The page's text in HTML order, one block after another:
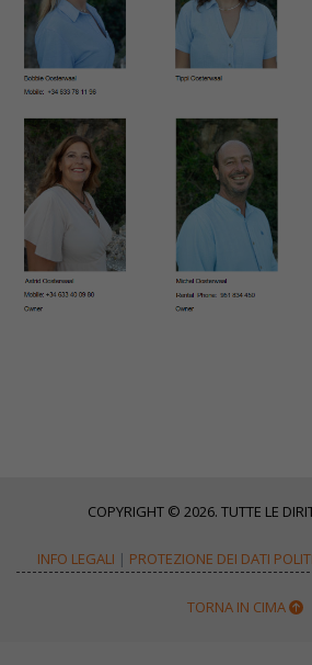
COPYRIGHT © 2026. TUTTE LE
INFO LEGALI | PROTEZIONE DEI DATI
TORNA IN CIMA